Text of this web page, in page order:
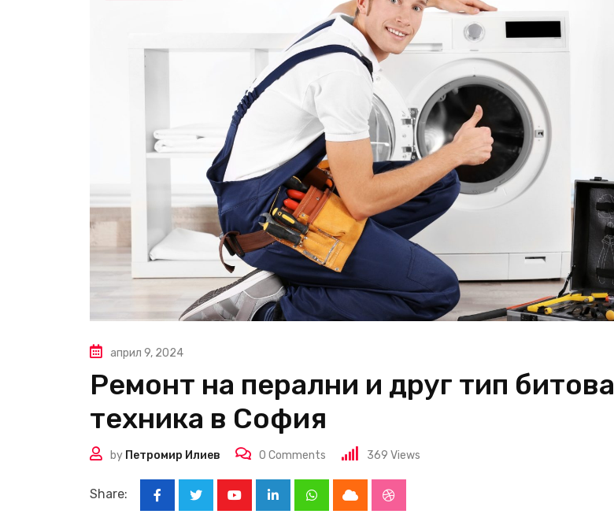
април 9, 2024
Ремонт на перални и друг тип битова
техника в София
by Петромир Илиев 0 Comments 369 Views
Share:
LinkedInWhatsappCloud StumbleUpon